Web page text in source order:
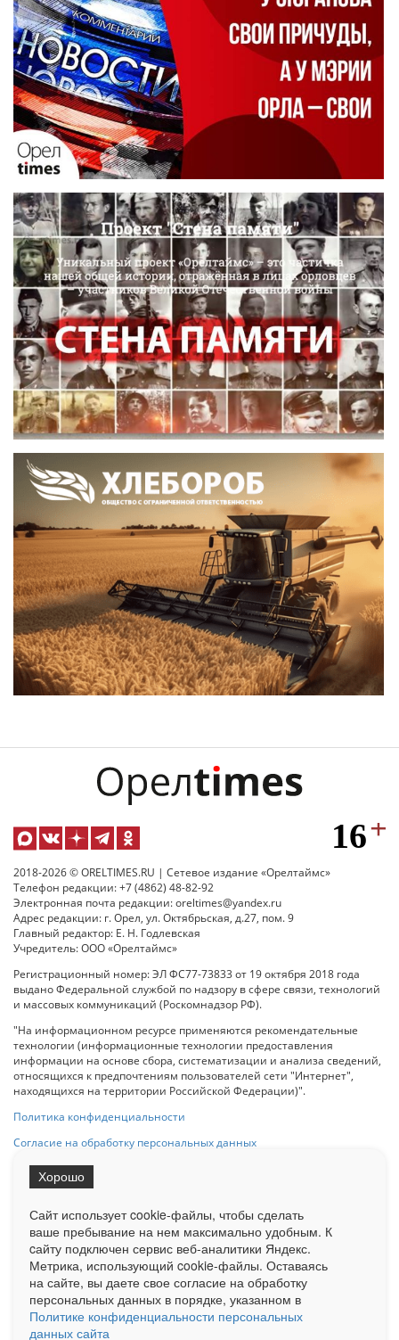
2018-2026 © ORELTIMES.RU | Сетевое издание «Орелтаймс»
Телефон редакции: +7 (4862) 48-82-92
Электронная почта редакции: oreltimes@yandex.ru
Адрес редакции: г. Орел, ул. Октябрьская, д.27, пом. 9
Главный редактор: Е. Н. Годлевская
Учредитель: ООО «Орелтаймс»
Регистрационный номер: ЭЛ ФС77-73833 от 19 октября 2018 года
выдано Федеральной службой по надзору в сфере связи, технологий
и массовых коммуникаций (Роскомнадзор РФ).
"На информационном ресурсе применяются рекомендательные
технологии (информационные технологии предоставления
информации на основе сбора, систематизации и анализа сведений,
относящихся к предпочтениям пользователей сети "Интернет",
находящихся на территории Российской Федерации)".
Политика конфиденциальности
Согласие на обработку персональных данных
на Сетевое издание «ОрелТаймс» обязательна.
Ограниченная статистика посещаемости доступна на сайте
Liveinternet.ru . Подробная статистика для рекламодателей по запросу
у менеджера.
Реклама Документы О нас Контакты
Сайт использует cookie-файлы, чтобы сделать
ваше пребывание на нем максимально удобным. К
cайту подключен сервис веб-аналитики Яндекс.
Метрика, использующий cookie-файлы. Оставаясь
на сайте, вы даете свое согласие на обработку
персональных данных в порядке, указанном в
Политике конфиденциальности персональных
данных сайта
Хорошо